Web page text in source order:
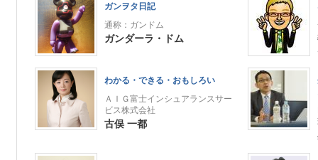
ガンヲタ日記
通称：ガンドム
ガンダーラ・ドム
わかる・できる・おもしろい
ＡＩＧ富士インシュアランスサー
ビス株式会社
古俣 一都